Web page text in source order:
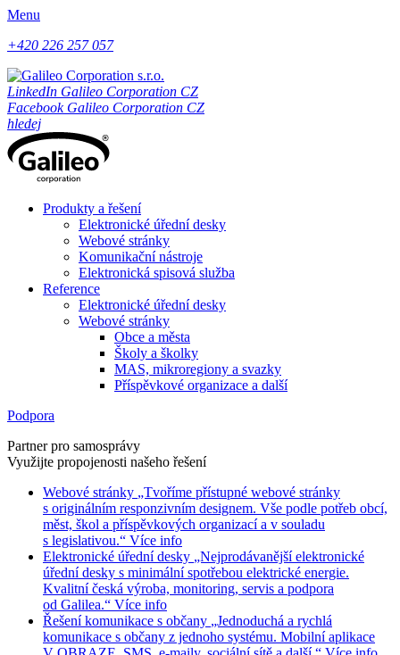
Menu
+420 226 257 057
LinkedIn Galileo Corporation CZ
Facebook Galileo Corporation CZ
hledej
Produkty a řešení
Elektronické úřední desky
Webové stránky
Komunikační nástroje
Elektronická spisová služba
Reference
Elektronické úřední desky
Webové stránky
Obce a města
Školy a školky
MAS, mikroregiony a svazky
Příspěvkové organizace a další
Podpora
Partner pro samosprávy
Využijte propojenosti našeho řešení
Webové stránky „Tvoříme přístupné webové stránky
s originálním responzivním designem. Vše podle potřeb obcí,
měst, škol a příspěvkových organizací a v souladu
s legislativou.“ Více info
Elektronické úřední desky „Nejprodávanější elektronické
úřední desky s minimální spotřebou elektrické energie.
Kvalitní česká výroba, monitoring, servis a podpora
od Galilea.“ Více info
Řešení komunikace s občany „Jednoduchá a rychlá
komunikace s občany z jednoho systému. Mobilní aplikace